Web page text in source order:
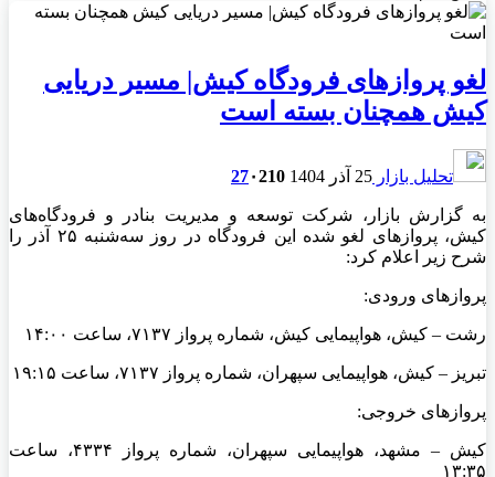
لغو پروازهای فرودگاه کیش| مسیر دریایی
کیش همچنان بسته است
تحلیل بازار 25 آذر 1404 27۰210
به گزارش بازار، شرکت توسعه و مدیریت بنادر و فرودگاه‌های
کیش، پروازهای لغو شده این فرودگاه در روز سه‌شنبه ۲۵ آذر را
شرح زیر اعلام کرد:
پروازهای ورودی:
رشت – کیش، هواپیمایی کیش، شماره پرواز ۷۱۳۷، ساعت ۱۴:۰۰
تبریز – کیش، هواپیمایی سپهران، شماره پرواز ۷۱۳۷، ساعت ۱۹:۱۵
پروازهای خروجی:
کیش – مشهد، هواپیمایی سپهران، شماره پرواز ۴۳۳۴، ساعت
۱۳:۳۵